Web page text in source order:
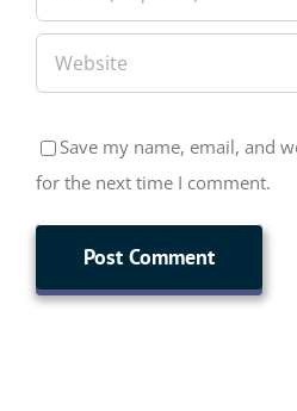
Save my name, email, and
for the next time I comment.